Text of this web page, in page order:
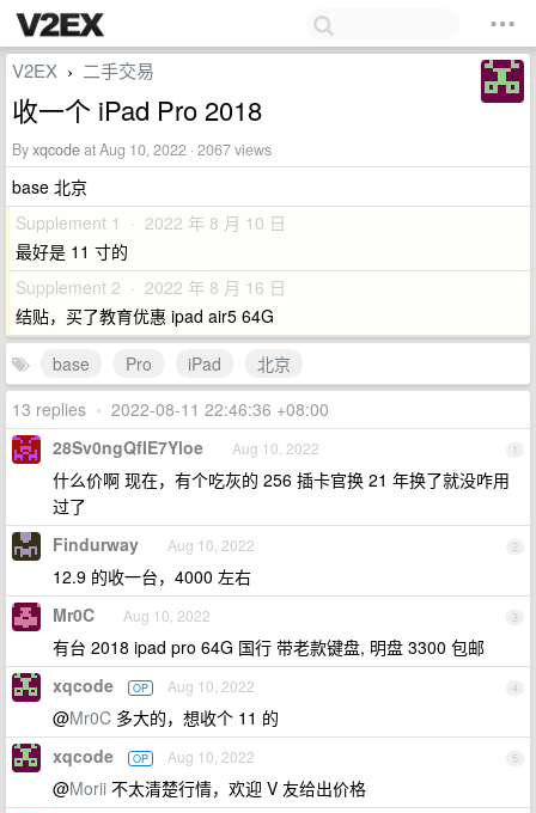
V2EX › 二手交易
收一个 iPad Pro 2018
Byxqcodeat Aug 10, 2022 · 2067 views
base 北京
Supplement 1 · 2022 年 8 月 10 日
最好是 11 寸的
Supplement 2 · 2022 年 8 月 16 日
结贴，买了教育优惠 ipad air5 64G
base
Pro iPad
北京
13 replies • 2022-08-11 22:46:36 +08:00
1
28Sv0ngQfIE7Yloe Aug 10, 2022
什么价啊 现在，有个吃灰的 256 插卡官换 21 年换了就没咋用
过了
2
Findurway Aug 10, 2022
12.9 的收一台，4000 左右
3
Mr0C Aug 10, 2022
有台 2018 ipad pro 64G 国行 带老款键盘, 明盘 3300 包邮
4
xqcode OP Aug 10, 2022
@Mr0C 多大的，想收个 11 的
5
xqcode OP Aug 10, 2022
@Morii 不太清楚行情，欢迎 V 友给出价格